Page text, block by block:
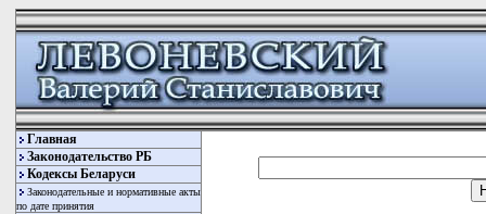
Главная
Законодательство РБ
Кодексы Беларуси
Законодательные и нормативные акты
по дате принятия